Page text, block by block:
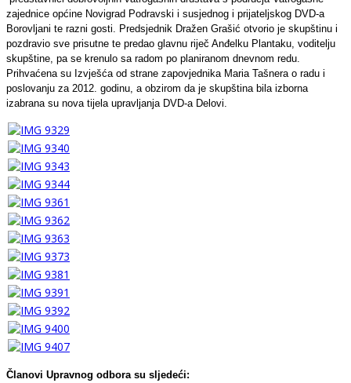
zajednice općine Novigrad Podravski i susjednog i prijateljskog DVD-a
Borovljani te razni gosti. Predsjednik Dražen Grašić otvorio je skupštinu i
pozdravio sve prisutne te predao glavnu riječ Anđelku Plantaku, voditelju
skupštine, pa se krenulo sa radom po planiranom dnevnom redu.
Prihvaćena su Izvješća od strane zapovjednika Maria Tašnera o radu i
poslovanju za 2012. godinu, a obzirom da je skupština bila izborna
izabrana su nova tijela upravljanja DVD-a Delovi.
Članovi Upravnog odbora su sljedeći: